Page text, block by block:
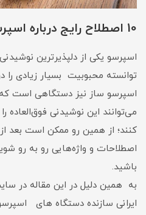
10 اصطلاح رایج درباره اسپرسو ساز و اسپرسو
اسپرسو یکی از دلپذیرترین
توانسته محبوبیت بسیار زیادی را
اسپرسو ساز نیز دستگاهی است که
می‌توانند این نوشیدنی فوق‌العاده
کنند؛ از همین رو ممکن است بعد
اصطلاحات و واژه‌هایی رو به رو
باشید.
به همین دلیل در این مقاله در
ایرانی سازنده دستگاه های